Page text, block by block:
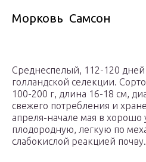
Морковь Самсон
Среднеспелый, 112-120 дней
голландской селекции.
100-200 г, длина 16-18 см,
свежего потребления и
апреля-начале мая в
плодородную, легкую по
слабокислой реакцией почву.